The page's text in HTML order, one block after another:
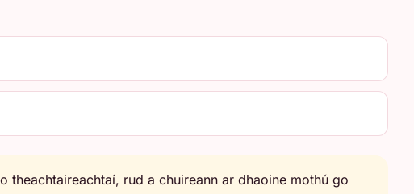
theachtaireachtaí, rud a chuireann ar dhaoine mothú go